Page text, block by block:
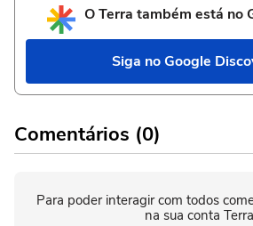
O Terra também está no
Siga no Google
Comentários (0)
Para poder interagir com todos
na sua conta Terra